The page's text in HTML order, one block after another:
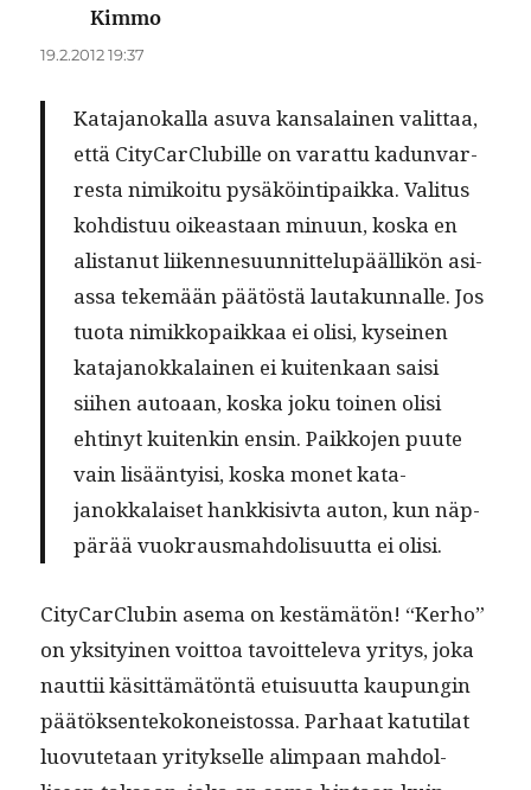
Kimmo
19.2.2012 19:37
Kata­janokalla asu­va kansalainen valit­taa,
että City­Car­Clu­bille on varat­tu kadun­var­
res­ta nimikoitu pysäköin­tipaik­ka. Val­i­tus
kohdis­tuu oikeas­t­aan min­u­un, kos­ka en
alis­tanut liiken­nesu­un­nit­telupääl­likön asi­
as­sa tekemään päätöstä lau­takun­nalle. Jos
tuo­ta nimikkopaikkaa ei olisi, kyseinen
kata­janokkalainen ei kuitenkaan saisi
siihen autoaan, kos­ka joku toinen olisi
ehtinyt kuitenkin ensin. Paikko­jen puute
vain lisään­ty­isi, kos­ka mon­et kata­
janokkalaiset han­kki­siv­ta auton, kun näp­
pärää vuokraus­mah­dolisu­ut­ta ei olisi.
City­Car­Clu­bin ase­ma on kestämätön! “Ker­ho”
on yksi­tyi­nen voit­toa tavoit­tel­e­va yri­tys, joka
naut­tii käsit­tämätön­tä etu­isu­ut­ta kaupun­gin
päätök­sen­tekokoneis­tossa. Parhaat katu­ti­lat
luovute­taan yri­tyk­selle alimpaan mah­dol­